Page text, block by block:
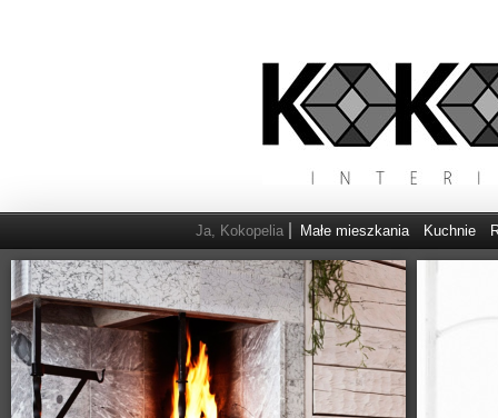
Ja, Kokopelia Małe mieszkania Kuchnie